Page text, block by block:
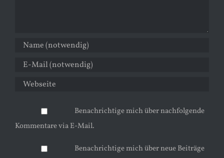
Benachrichtige mich über nachfolgende
Kommentare via E-Mail.
Benachrichtige mich über neue Beiträge